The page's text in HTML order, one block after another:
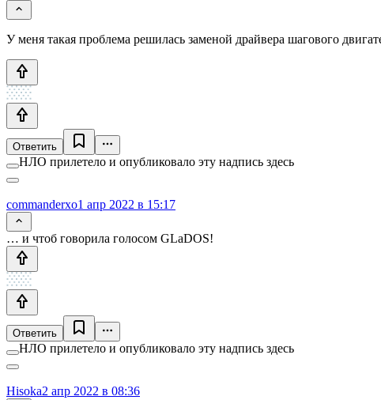
У меня такая проблема решилась заменой драйвера шагового
Ответить
НЛО прилетело и опубликовало эту надпись здесь
commanderxo1 апр 2022 в 15:17
… и чтоб говорила голосом GLaDOS!
Ответить
НЛО прилетело и опубликовало эту надпись здесь
Hisoka2 апр 2022 в 08:36